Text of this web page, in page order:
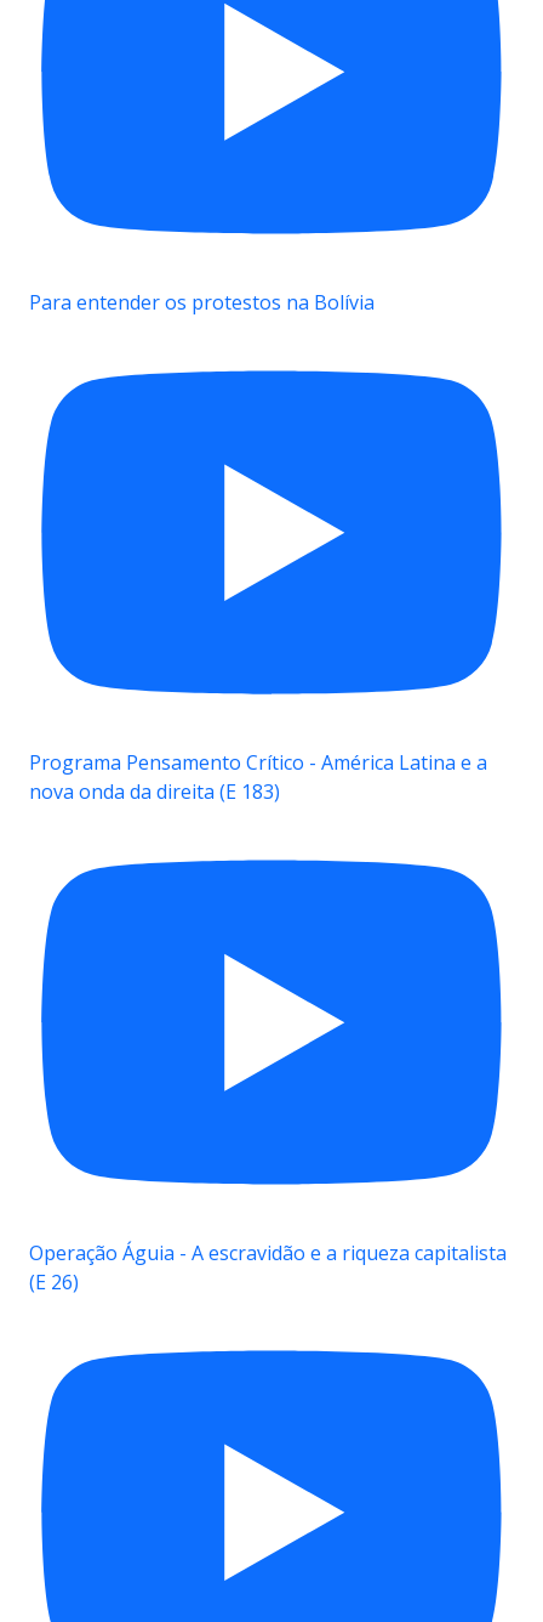
Para entender os protestos na Bolívia
Programa Pensamento Crítico - América Latina e a
nova onda da direita (E 183)
Operação Águia - A escravidão e a riqueza capitalista
(E 26)